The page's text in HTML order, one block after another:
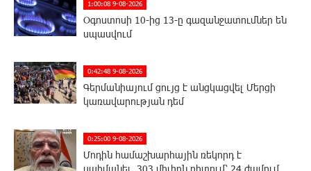
1:00:08 9-08-2026
Օգոստոսի 10-ից 13-ը գազանջատումներ են
սպասվում
0:42:48 9-08-2026
Գերմանիայում ցույց է անցկացվել Մերցի
կառավարության դեմ
0:25:00 9-08-2026
Մոդին համաշխարհային ռեկորդ է
սահմանել. 303 միլիոն դիտում՝ 24 ժամում